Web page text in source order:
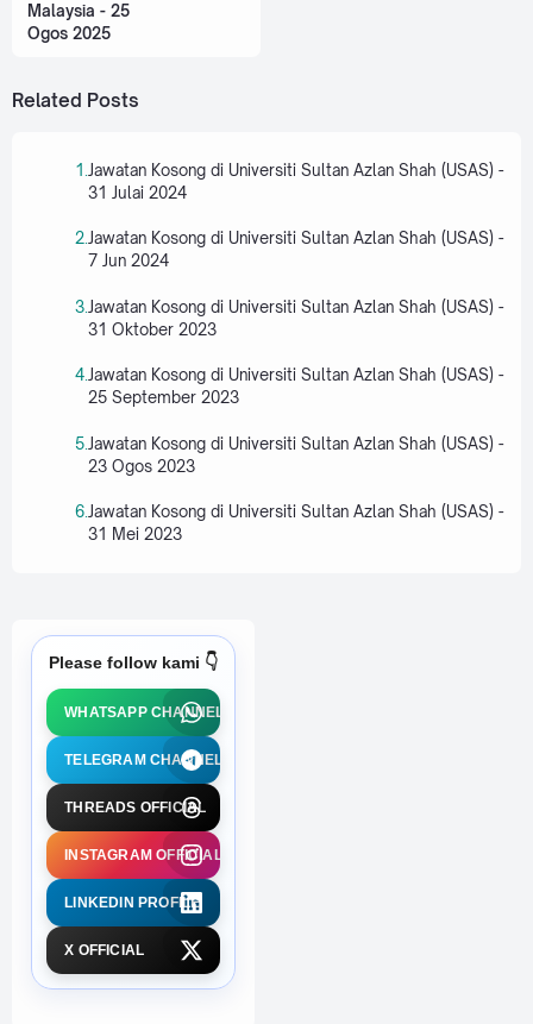
Malaysia - 25
Ogos 2025
Related Posts
Jawatan Kosong di Universiti Sultan Azlan Shah (USAS) -
31 Julai 2024
Jawatan Kosong di Universiti Sultan Azlan Shah (USAS) -
7 Jun 2024
Jawatan Kosong di Universiti Sultan Azlan Shah (USAS) -
31 Oktober 2023
Jawatan Kosong di Universiti Sultan Azlan Shah (USAS) -
25 September 2023
Jawatan Kosong di Universiti Sultan Azlan Shah (USAS) -
23 Ogos 2023
Jawatan Kosong di Universiti Sultan Azlan Shah (USAS) -
31 Mei 2023
Please follow kami 👇
WHATSAPP CHANNEL
TELEGRAM CHANNEL
THREADS OFFICIAL
INSTAGRAM OFFICIAL
LINKEDIN PROFILE
X OFFICIAL